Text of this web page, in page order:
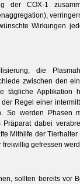
der COX-1
Wirkungen
die
zwischen den
tägliche Applikation
Regel einer
So werden Phasen
dabei
Mithilfe der Tierhalter
freiwillig gefressen
sollten bereits vor